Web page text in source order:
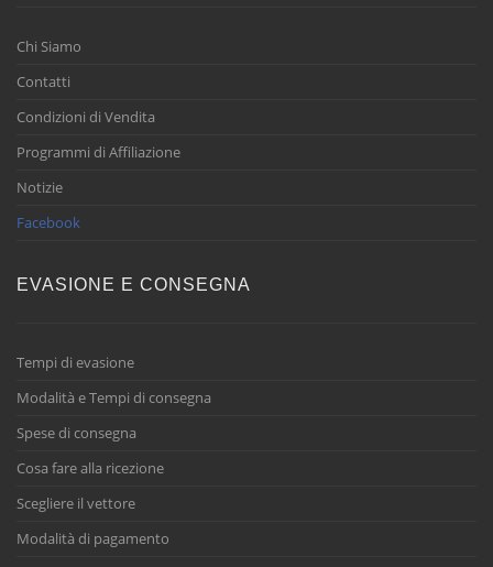
Chi Siamo
Contatti
Condizioni di Vendita
Programmi di Affiliazione
Notizie
Facebook
EVASIONE E CONSEGNA
Tempi di evasione
Modalità e Tempi di consegna
Spese di consegna
Cosa fare alla ricezione
Scegliere il vettore
Modalità di pagamento